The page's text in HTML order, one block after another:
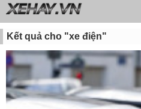
Kết quả cho "xe điện"